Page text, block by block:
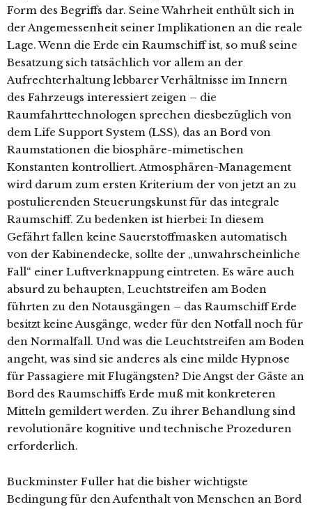
Form des Begriffs dar. Seine Wahrheit enthült sich in
der Angemessenheit seiner Implikationen an die reale
Lage. Wenn die Erde ein Raumschiff ist, so muß seine
Besatzung sich tatsächlich vor allem an der
Aufrechterhaltung lebbarer Verhältnisse im Innern
des Fahrzeugs interessiert zeigen – die
Raumfahrttechnologen sprechen diesbezüglich von
dem Life Support System (LSS), das an Bord von
Raumstationen die biosphäre-mimetischen
Konstanten kontrolliert. Atmosphären-Management
wird darum zum ersten Kriterium der von jetzt an zu
postulierenden Steuerungskunst für das integrale
Raumschiff. Zu bedenken ist hierbei: In diesem
Gefährt fallen keine Sauerstoffmasken automatisch
von der Kabinendecke, sollte der „unwahrscheinliche
Fall“ einer Luftverknappung eintreten. Es wäre auch
absurd zu behaupten, Leuchtstreifen am Boden
führten zu den Notausgängen – das Raumschiff Erde
besitzt keine Ausgänge, weder für den Notfall noch für
den Normalfall. Und was die Leuchtstreifen am Boden
angeht, was sind sie anderes als eine milde Hypnose
für Passagiere mit Flugängsten? Die Angst der Gäste an
Bord des Raumschiffs Erde muß mit konkreteren
Mitteln gemildert werden. Zu ihrer Behandlung sind
revolutionäre kognitive und technische Prozeduren
erforderlich.
Buckminster Fuller hat die bisher wichtigste
Bedingung für den Aufenthalt von Menschen an Bord